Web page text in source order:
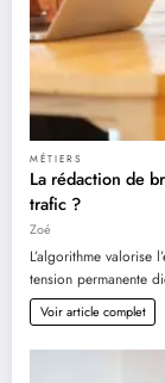
MÉTIERS
La rédaction de
trafic ?
Zoé
L’algorithme valorise
tension permanente
Voir article complet